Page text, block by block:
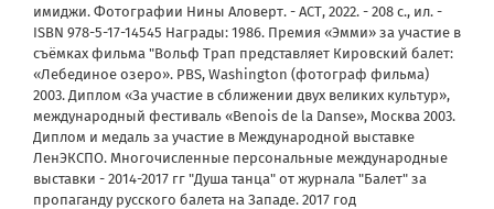
имиджи. Фотографии Нины Аловерт. - АСТ, 2022. - 208 с., ил. -
ISBN 978-5-17-14545 Награды: 1986. Премия «Эмми» за участие в
съёмках фильма "Вольф Трап представляет Кировский балет:
«Лебединое озеро». PBS, Washington (фотограф фильма)
2003. Диплом «За участие в сближении двух великих культур»,
международный фестиваль «Benois de la Danse», Москва 2003.
Диплом и медаль за участие в Международной выставке
ЛенЭКСПО. Многочисленные персональные международные
выставки - 2014-2017 гг "Душа танца" от журнала "Балет" за
пропаганду русского балета на Западе. 2017 год